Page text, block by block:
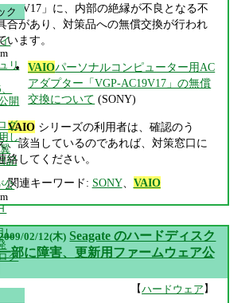
」に、内部の絶縁が不良となる不
合があり、対策品への無償交換が行われ
います。
VAIOパーソナルコンピューター用AC
アダプター「VGP-AC19V17」の無償
交換について (SONY)
VAIOシリーズの利用者は、確認のう
、該当しているのであれば、対策窓口に
絡してください。
関連キーワード: SONY、 VAIO
02/12(木) Seagate のハードディスク
部に障害、更新用ファームウェア公
【ハードウェア 】
ク
リ
開
グ
し
記
公
し
グ